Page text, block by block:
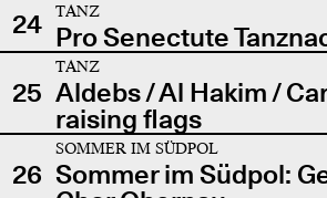
24
TANZ
Pro Senectute
25
TANZ
Aldebs / Al Hakim /
raising flags
26
SOMMER IM SÜDPOL
Sommer im Südpol: